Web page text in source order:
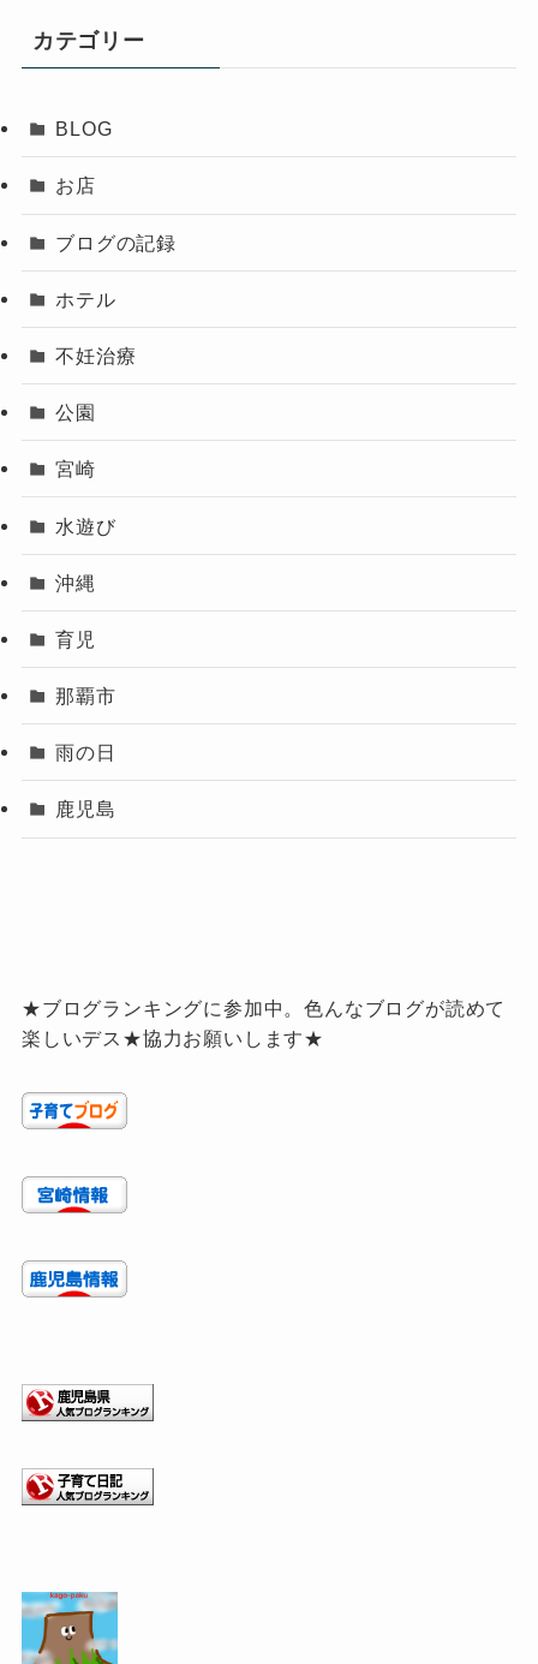
カテゴリー
BLOG
お店
ブログの記録
ホテル
不妊治療
公園
宮崎
水遊び
沖縄
育児
那覇市
雨の日
鹿児島
★ブログランキングに参加中。色んなブログが読めて
楽しいデス★協力お願いします★